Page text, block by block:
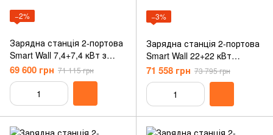
−2%
Зарядна станція 2-портова
Smart Wall 7,4+7,4 кВт з
кабелем Тype 1 (1Ф) + з
кабелем Тype 2 (1Ф) 5м
SW214-C1-C2 Octa Energy
69 600 грн 71 115 грн
−3%
Зарядна станція 2-портова
Smart Wall 22+22 кВт
розетка Тype 2 + Тype 2
SW244-S22-S22 Octa Energy
71 558 грн 73 795 грн